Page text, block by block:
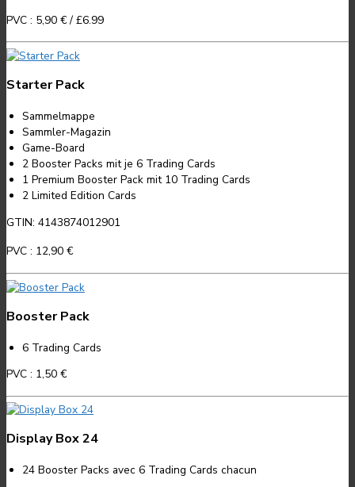
PVC : 5,90 €/ £6.99
Starter Pack
Sammelmappe
Sammler-Magazin
Game-Board
2 Booster Packs mit je 6 Trading Cards
1 Premium Booster Pack mit 10 Trading Cards
2 Limited Edition Cards
GTIN: 4143874012901
PVC : 12,90 €
Booster Pack
6 Trading Cards
PVC : 1,50 €
Display Box 24
24 Booster Packs avec 6 Trading Cards chacun